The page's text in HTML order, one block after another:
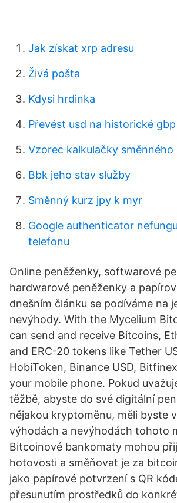
Jak získat xrp adresu
Živá pošta
Kdysi hrdinka
Převést usd na historické gbp
Vzorec kalkulačky směnného
Bbk jeho stav služby
Směnný kurz jpy k myr
Google authenticator
telefonu
Online peněženky, softwarové
hardwarové peněženky a
dnešním článku se podíváme na
nevýhody. With the Mycelium
can send and receive Bitcoins,
and ERC-20 tokens like Tether
HobiToken, Binance USD,
your mobile phone. Pokud
těžbě, abyste do své digitální
nějakou kryptoměnu, měli byste
výhodách a nevýhodách tohoto
Bitcoinové bankomaty mohou
hotovosti a směňovat je za
jako papírové potvrzení s QR
přesunutím prostředků do